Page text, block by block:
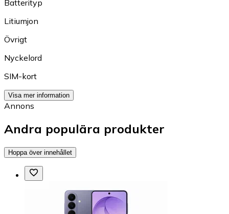
Batterityp
Litiumjon
Övrigt
Nyckelord
SIM-kort
Visa mer information
Annons
Andra populära produkter
Hoppa över innehållet